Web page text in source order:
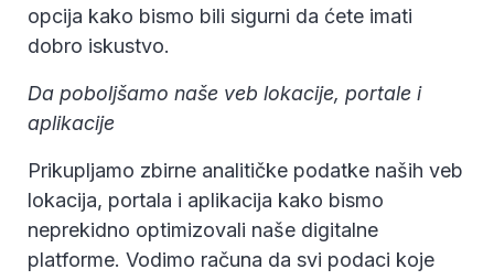
opcija kako bismo bili sigurni da ćete imati
dobro iskustvo.
Da poboljšamo naše veb lokacije, portale i
aplikacije
Prikupljamo zbirne analitičke podatke naših veb
lokacija, portala i aplikacija kako bismo
neprekidno optimizovali naše digitalne
platforme. Vodimo računa da svi podaci koje